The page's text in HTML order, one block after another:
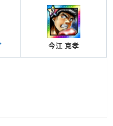
御力＋6%
、素早さ＋1%
今江 克孝